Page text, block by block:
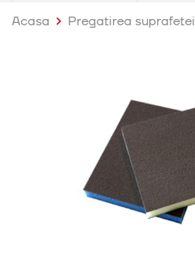
Acasa Pregatirea suprafetei